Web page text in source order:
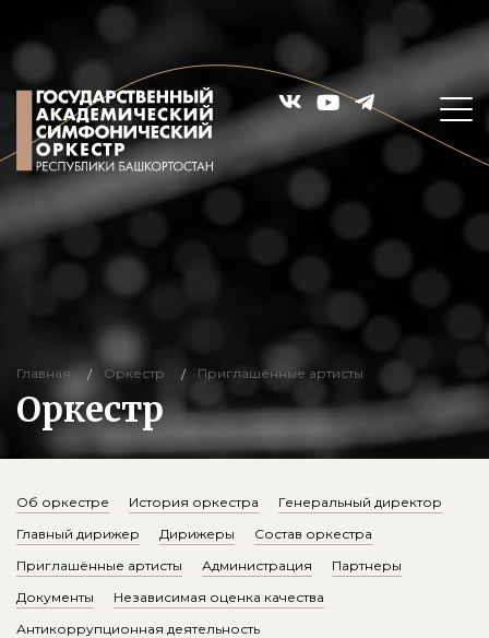
Главная Оркестр Приглашённые артисты
Оркестр
Об оркестре История оркестра
Генеральный директор
Главный дирижер
Дирижеры
Состав оркестра
Приглашённые артисты
Администрация
Партнеры
Документы
Независимая оценка качества
Антикоррупционная деятельность